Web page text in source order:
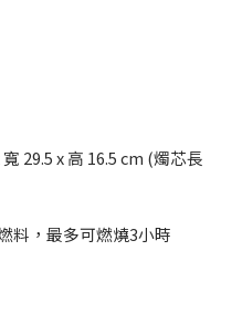
29.5 x 高 16.5 cm (燭芯長
料，最多可燃燒3小時